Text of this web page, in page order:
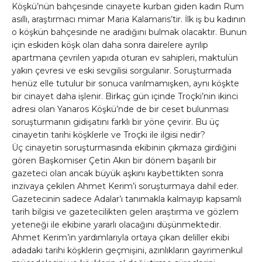
Köşkü’nün bahçesinde cinayete kurban giden kadın Rum
asıllı, araştırmacı mimar Maria Kalamaris’tir. İlk iş bu kadının
o köşkün bahçesinde ne aradığını bulmak olacaktır. Bunun
için eskiden köşk olan daha sonra dairelere ayrılıp
apartmana çevrilen yapıda oturan ev sahipleri, maktulün
yakın çevresi ve eski sevgilisi sorgulanır. Soruşturmada
henüz elle tutulur bir sonuca varılmamışken, aynı köşkte
bir cinayet daha işlenir. Birkaç gün içinde Troçki’nin ikinci
adresi olan Yanaros Köşkü’nde de bir ceset bulunması
soruşturmanın gidişatını farklı bir yöne çevirir. Bu üç
cinayetin tarihi köşklerle ve Troçki ile ilgisi nedir?
Üç cinayetin soruşturmasında ekibinin çıkmaza girdiğini
gören Başkomiser Çetin Akın bir dönem başarılı bir
gazeteci olan ancak büyük aşkını kaybettikten sonra
inzivaya çekilen Ahmet Kerim’i soruşturmaya dahil eder.
Gazetecinin sadece Adalar’ı tanımakla kalmayıp kapsamlı
tarih bilgisi ve gazetecilikten gelen araştırma ve gözlem
yeteneği ile ekibine yararlı olacağını düşünmektedir.
Ahmet Kerim’in yardımlarıyla ortaya çıkan deliller ekibi
adadaki tarihi köşklerin geçmişini, azınlıkların gayrimenkul